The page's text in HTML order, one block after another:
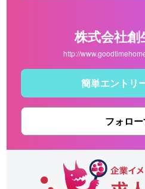
株式会社創
http://
簡単エントリ
フォロ